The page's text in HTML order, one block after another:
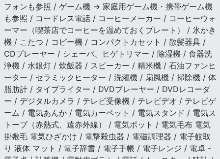
フォンも参照 / ゲーム機 → 家庭用ゲーム機・携帯ゲーム機
も参照 / コードレス電話 / コーヒーメーカー / コーヒーウォ
ーマー（喫茶店でコーヒーを温めておくプレート） / 氷かき
機 / こたつ / コピー機 / コンパクトカセット / 散髪器具 /
CDプレーヤー / シェーバ、ヒゲトリマー / 除湿機 / 食器洗
浄機 / 水銀灯 / 炊飯器 / スピーカー / 精米機 / 石油ファンヒ
ーター / セラミックヒーター / 洗濯機 / 扇風機 / 掃除機 / 体
脂肪計 / タイプライター / DVDプレーヤー / DVDレコーダ
ー / デジタルカメラ / テレビ受像機 / テレビデオ / テレビゲ
ーム / 電気あんか / 電気カーペット / 電気スタンド / 電気ス
トーブ（赤熱式、遠赤外線） / 電気ポット / 電気毛布 電気
掛敷毛 電気ひざかけ / 電撃殺虫器 / 電磁調理器 / 電子蚊取
り 液体 マット / 電子辞書 / 電子手帳 / 電子レンジ / 電卓 -